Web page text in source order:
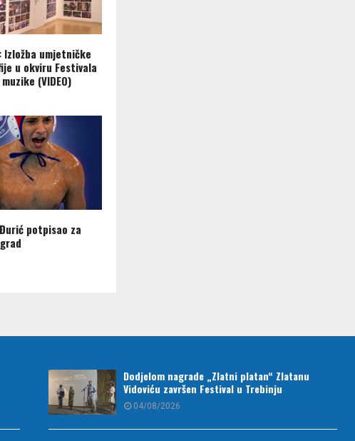
Izložba umjetničke
u okviru Festivala
(VIDEO)
potpisao za
Dodjelom nagrade „Zlatni platan“ Zlatanu
Vidoviću završen Festival u Trebinju
04/08/2026